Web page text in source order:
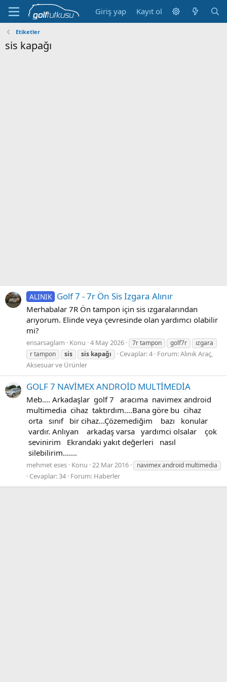
Giriş yap Kayıt ol
Etiketler
sis kapağı
ALINIK Golf 7 - 7r Ön Sis Izgara Alınır
Merhabalar 7R Ön tampon için sis ızgaralarından
arıyorum. Elinde veya çevresinde olan yardımcı olabilir
mi?
ensarsaglam Konu 4 May 2026 7r tampon golf7r
ızgara
r tampon
sis sis kapağı Cevaplar: 4 Forum:Alınık Araç,
Aksesuar ve Ürünler
GOLF 7 NAVİMEX ANDROİD MULTİMEDİA
Meb.... Arkadaşlar golf 7 aracıma navimex android
multimedia cihaz taktırdım....Bana göre bu cihaz
orta sınıf bir cihaz...Çözemediğim bazı konular
vardır. Anlıyan arkadaş varsa yardımci olsalar çok
sevinirim Ekrandaki yakıt değerleri nasıl
silebilirim.......
mehmet eses Konu 22 Mar 2016 navimex androi̇d multi̇medi̇a
Cevaplar: 34 Forum: Haberler